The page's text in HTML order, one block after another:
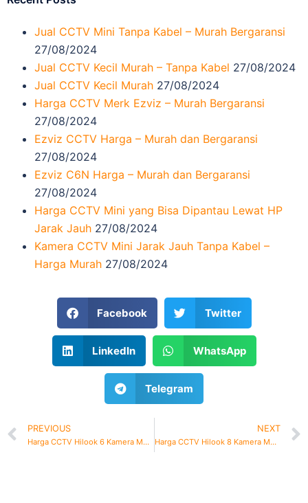
Jual CCTV Mini Tanpa Kabel – Murah Bergaransi
27/08/2024
Jual CCTV Kecil Murah – Tanpa Kabel 27/08/2024
Jual CCTV Kecil Murah 27/08/2024
Harga CCTV Merk Ezviz – Murah Bergaransi
27/08/2024
Ezviz CCTV Harga – Murah dan Bergaransi
27/08/2024
Ezviz C6N Harga – Murah dan Bergaransi
27/08/2024
Harga CCTV Mini yang Bisa Dipantau Lewat HP
Jarak Jauh 27/08/2024
Kamera CCTV Mini Jarak Jauh Tanpa Kabel –
Harga Murah 27/08/2024
Facebook Twitter
LinkedIn WhatsApp
Telegram
PREVIOUS
Harga CCTV Hilook 6 Kamera Murah
NEXT
Harga CCTV Hilook 8 Kamera Murah